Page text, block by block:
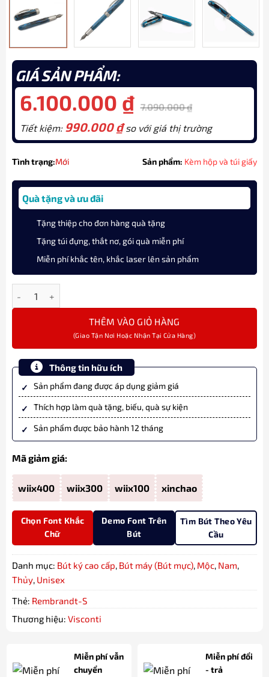
GIÁ SẢN PHẨM:
6.100.000 ₫ 7.090.000₫
Tiết kiệm: 990.000₫so với giá thị trường
Tình trạng:Mới Sản phẩm: Kèm hộp và túi giấy
Quà tặng và ưu đãi
Tặng thiệp cho đơn hàng quà tặng
Tặng túi đựng, thắt nơ, gói quà miễn phí
Miễn phí khắc tên, khắc laser lên sản phẩm
THÊM VÀO GIỎ HÀNG
Thông tin hữu ích
Sản phẩm đang được áp dụng giảm giá
Thích hợp làm quà tặng, biếu, quà sự kiện
Sản phẩm được bảo hành 12 tháng
Mã giảm giá:
wiix400 wiix300 wiix100 xinchao
Chọn Font Khắc
Chữ
Demo Font Trên
Bút
Tìm Bút Theo Yêu
Cầu
Danh mục: Bút ký cao cấp, Bút máy (Bút mực), Mộc, Nam,
Thủy, Unisex
Thẻ: Rembrandt-S
Thương hiệu: Visconti
Miễn phí vẫn
chuyển
Miễn phí đổi
- trả